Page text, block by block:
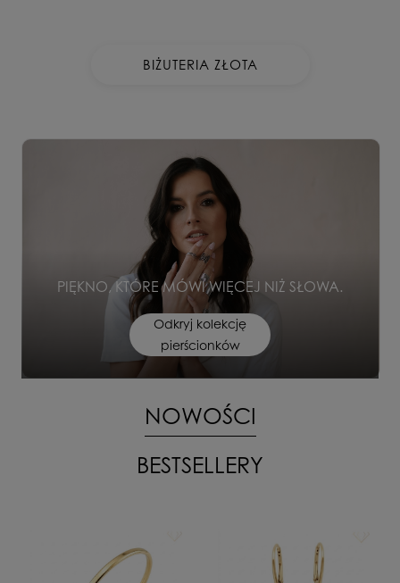
BIŻUTERIA ZŁOTA
PIĘKNO, KTÓRE MÓWI WIĘCEJ NIŻ SŁOWA.
Odkryj kolekcję
pierścionków
NOWOŚCI
BESTSELLERY